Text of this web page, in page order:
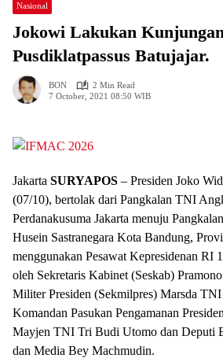
Nasional
Jokowi Lakukan
Pusdiklatpassus Batujajar.
BON
2 Min Read
7 October, 2021 08:50 WIB
Jakarta SURYAPOS – Presiden Joko
(07/10), bertolak dari Pangkalan TNI
Perdanakusuma Jakarta menuju
Husein Sastranegara Kota Bandung,
menggunakan Pesawat Kepresidenan RI
oleh Sekretaris Kabinet (Seskab)
Militer Presiden (Sekmilpres) Marsda
Komandan Pasukan Pengamanan
Mayjen TNI Tri Budi Utomo dan Deputi
dan Media Bey Machmudin.